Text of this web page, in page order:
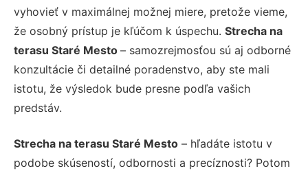
vyhovieť v maximálnej možnej miere, pretože vieme,
že osobný prístup je kľúčom k úspechu. Strecha na
terasu Staré Mesto – samozrejmosťou sú aj odborné
konzultácie či detailné poradenstvo, aby ste mali
istotu, že výsledok bude presne podľa vašich
predstáv.
Strecha na terasu Staré Mesto – hľadáte istotu v
podobe skúseností, odbornosti a precíznosti? Potom